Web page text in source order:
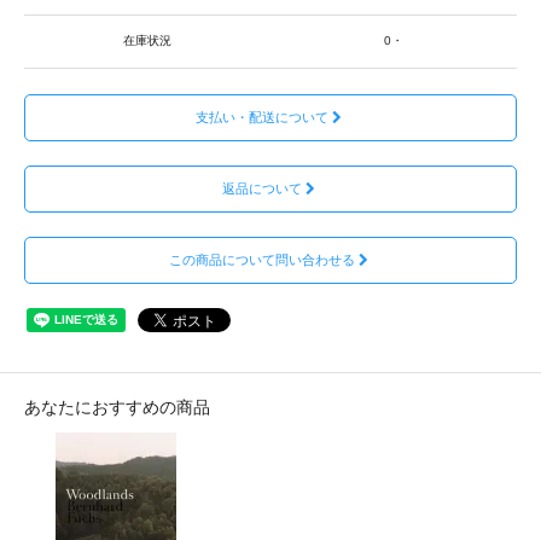
在庫状況 0・
支払い・配送について
返品について
この商品について問い合わせる
あなたにおすすめの商品